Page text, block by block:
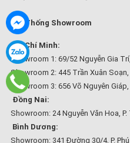
Hệ Thống Showroom
Hồ Chí Minh:
Showroom 1: 69/52 Nguyễn Gia Trí,
Showroom 2: 445 Trần Xuân Soạn,
Showroom 3: 656 Võ Nguyên
Đồng Nai:
Showroom: 24 Nguyễn Văn Hoa,
Bình Dương:
Showroom: 341 Đường 30/4, P.